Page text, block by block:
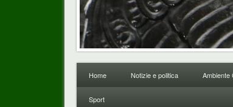
Home Notizie e politica Ambiente
Sport